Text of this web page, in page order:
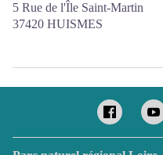
5 Rue de l'Île Saint-Martin
37420 HUISMES